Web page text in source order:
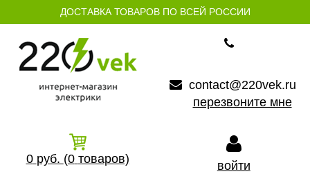
ДОСТАВКА ТОВАРОВ ПО ВСЕЙ РОССИИ
contact@220vek.ru
перезвоните мне
0 руб. (0 товаров) войти